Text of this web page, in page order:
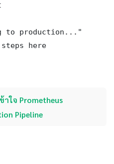
to production..."
here
าใจ Prometheus
Pipeline